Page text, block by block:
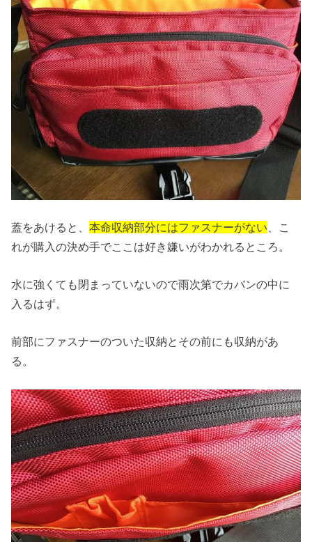
蓋をあけると、本命収納部分にはファスナーがない 、こ
れが購入の決め手でここは好き嫌いがわかれるところ。
水に強くても閉まっていないので雨次第でカバンの中に
入るはず。
前部にファスナーのついた収納とその前にも収納があ
る。